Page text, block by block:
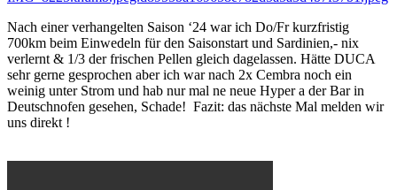
Nach einer verhangelten Saison ‘24 war ich Do/Fr kurzfristig
700km beim Einwedeln für den Saisonstart und Sardinien,- nix
verlernt & 1/3 der frischen Pellen gleich dagelassen. Hätte DUCA
sehr gerne gesprochen aber ich war nach 2x Cembra noch ein
weinig unter Strom und hab nur mal ne neue Hyper a der Bar in
Deutschnofen gesehen, Schade! Fazit: das nächste Mal melden wir
uns direkt !